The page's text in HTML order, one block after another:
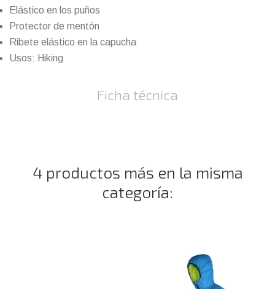
Elástico en los puños
Protector de mentón
Ribete elástico en la capucha
Usos: Hiking
Ficha técnica
4 productos más en la misma
categoría: